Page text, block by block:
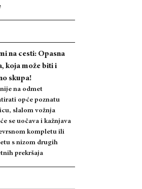
na cesti: Opasna
koja može biti i
skupa!
na odmet
opće poznatu
slalom vožnja
se uočava i kažnjava
kompletu ili
s nizom drugih
prekršaja